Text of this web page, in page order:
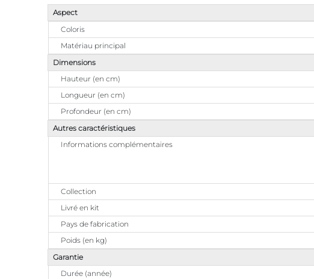
Aspect
Coloris
Matériau principal
Dimensions
Hauteur (en cm)
Longueur (en cm)
Profondeur (en cm)
Autres caractéristiques
Informations complémentaires
Collection
Livré en kit
Pays de fabrication
Poids (en kg)
Garantie
Durée (année)